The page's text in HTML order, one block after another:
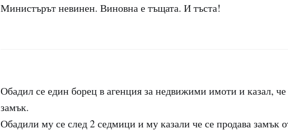
Министърът невинен. Виновна е тъщата. И тъста!
Обадил се един борец в агенция за недвижими имоти и казал,
замък.
Обадили му се след 2 седмици и му казали че се продава замък